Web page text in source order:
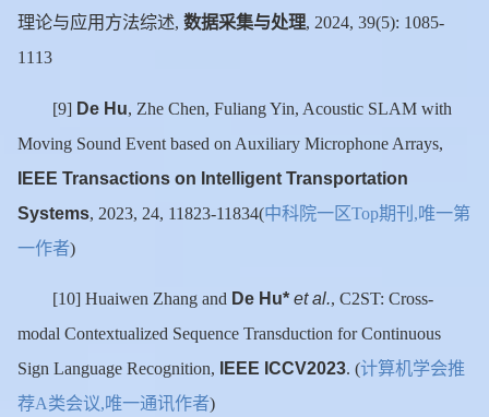
理论与应用方法综述, 数据采集与处理, 2024, 39(5): 1085-
1113
[9] De Hu, Zhe Chen, Fuliang Yin, Acoustic SLAM with
Moving Sound Event based on Auxiliary Microphone Arrays,
IEEE Transactions on Intelligent Transportation
Systems, 2023, 24, 11823-11834(中科院一区Top期刊 ,唯一第
一作者)
[10] Huaiwen Zhang and De Hu* et al., C2ST: Cross-
modal Contextualized Sequence Transduction for Continuous
Sign Language Recognition, IEEE ICCV2023. (计算机学会推
荐A类会议,唯一通讯作者)